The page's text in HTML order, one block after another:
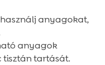
anyagokat,
anyagok
tartását.